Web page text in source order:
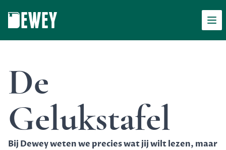
De
Gelukstafel
Bij Dewey weten we precies wat jij wilt lezen, maar